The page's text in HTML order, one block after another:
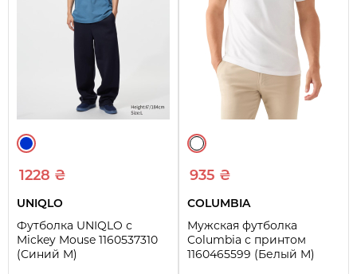
1228 ₴
UNIQLO
Футболка UNIQLO с
Mickey Mouse 1160537310
(Синий M)
935 ₴
COLUMBIA
Мужская футболка
Columbia с принтом
1160465599 (Белый M)